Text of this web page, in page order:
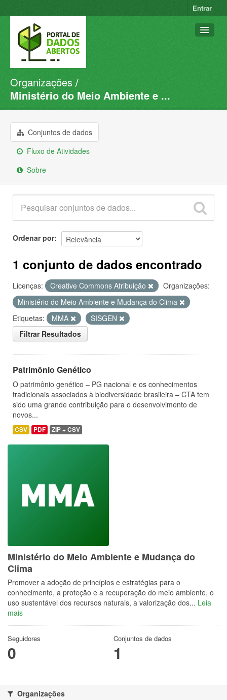
Entrar
Conjuntos de dados
Organizações
Sobre
Organizações
Ministério do Meio Ambiente e ...
Conjuntos de dados
Fluxo de Atividades
Sobre
Ordenar por
1 conjunto de dados encontrado
Licenças: Creative Commons Atribuição
Organizações:
Ministério do Meio Ambiente e Mudança do Clima
Etiquetas:
MMA
SISGEN
Filtrar Resultados
Patrimônio Genético
O patrimônio genético – PG nacional e os conhecimentos
tradicionais associados à biodiversidade brasileira – CTA tem
sido uma grande contribuição para o desenvolvimento de
novos...
CSV PDF ZIP + CSV
Ministério do Meio Ambiente e Mudança do
Clima
Promover a adoção de princípios e estratégias para o
conhecimento, a proteção e a recuperação do meio ambiente, o
uso sustentável dos recursos naturais, a valorização dos... Leia
mais
Seguidores
0
Conjuntos de dados
1
Organizações